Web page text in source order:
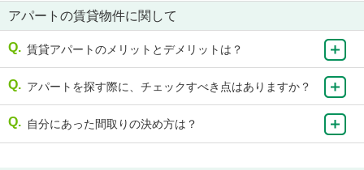
アパートの賃貸物件に関して
賃貸アパートのメリットとデメリットは？
アパートを探す際に、チェックすべき点はありますか？
自分にあった間取りの決め方は？